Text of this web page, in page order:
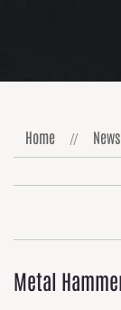
Zum
Home News
Metal